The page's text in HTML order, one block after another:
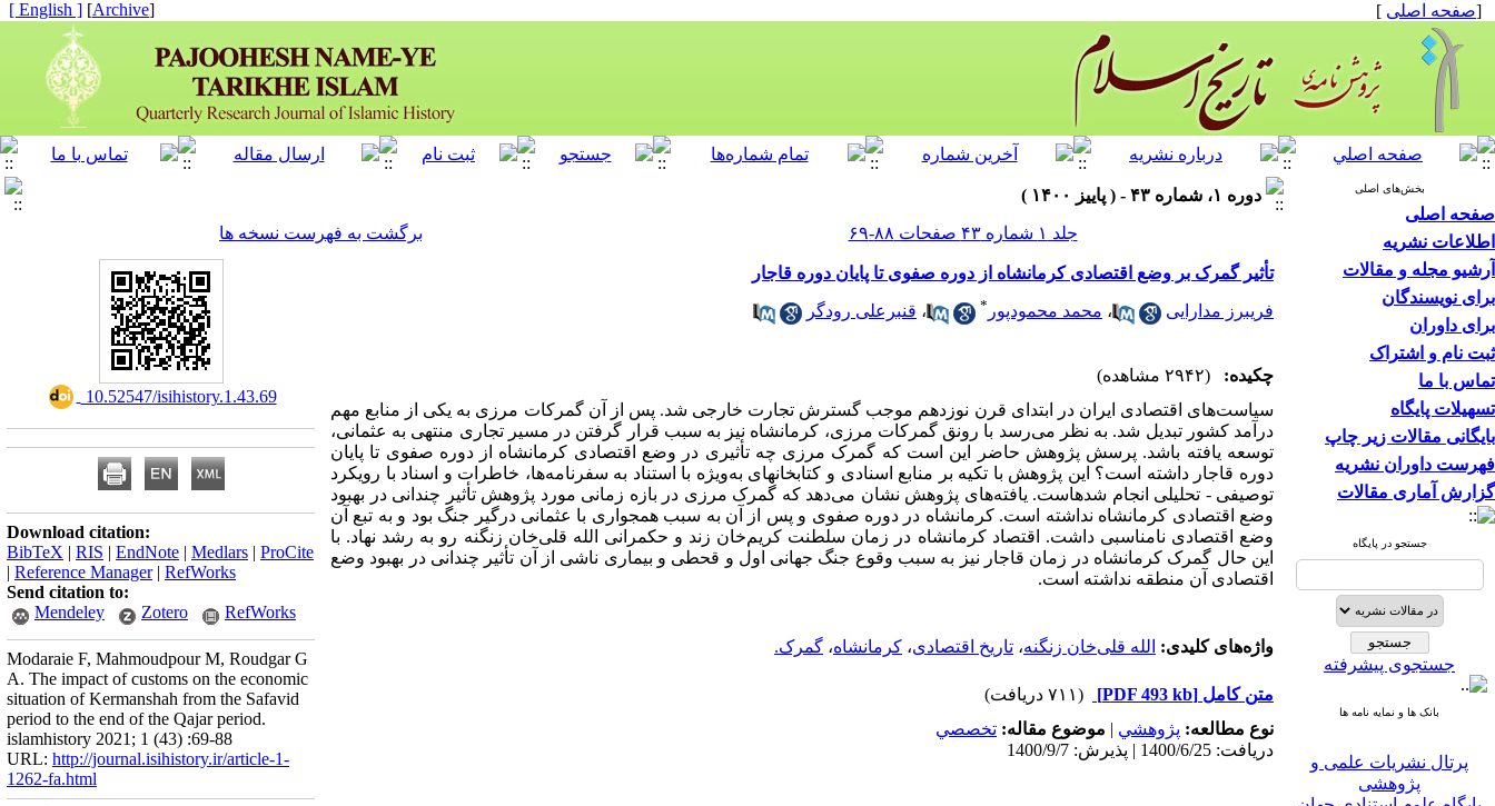
[صفحه اصلی ]
[
Archive
]
[ English ]
بخش‌های اصلی
صفحه اصلی
اطلاعات نشریه
آرشیو مجله و مقالات
برای نویسندگان
برای داوران
ثبت نام و اشتراک
تماس با ما
تسهیلات پایگاه
بایگانی مقالات زیر چاپ
فهرست داوران نشریه
گزارش آماری مقالات
جستجو در پایگاه
جستجوی پیشرفته
بانک ها و نمایه نامه ها
پژوهشی
پایگاه علوم استنادی جهان
دوره ۱، شماره ۴۳ - ( پاییز ۱۴۰۰ )
جلد ۱ شماره ۴۳ صفحات ۸۸-۶۹
برگشت به فهرست نسخه ها
تأثیر گمرک بر وضع اقتصادی کرمانشاه از دوره صفوی تا پایان دوره قاجار
فریبرز مدارایی ، محمد محمودپور * ، قنبرعلی رودگر
چکیده:
(۲۹۴۲ مشاهده)
سیاست‌های اقتصادی ایران در ابتدای قرن نوزدهم موجب گسترش تجارت خارجی شد. پس از آن گمرکات مرزی به یکی از منابع مهم
درآمد کشور تبدیل شد. به نظر می‌رسد با رونق گمرکات مرزی، کرمانشاه نیز به سبب قرار گرفتن در مسیر تجاری منتهی به عثمانی،
توسعه یافته باشد. پرسش پژوهش حاضر این است که گمرک مرزی چه تأثیری در وضع اقتصادی کرمانشاه از دوره صفوی تا پایان
دوره قاجار داشته است؟ این پژوهش با تکیه بر منابع اسنادی و کتابخانه­ای به‌ویژه با استناد به سفرنامه‌ها، خاطرات و اسناد با رویکرد
توصیفی - تحلیلی انجام شده­است. یافته‌های پژوهش نشان می‌دهد که گمرک مرزی در بازه زمانی مورد پژوهش تأثیر چندانی در بهبود
وضع اقتصادی کرمانشاه نداشته است. کرمانشاه در دوره صفوی و پس از آن به سبب همجواری با عثمانی درگیر جنگ بود و به تبع آن
وضع اقتصادی نامناسبی داشت. اقتصاد کرمانشاه در زمان سلطنت کریم‌خان زند و حکمرانی الله قلی‌خان زنگنه رو به رشد نهاد. با
این حال گمرک کرمانشاه در زمان قاجار نیز به سبب وقوع جنگ جهانی اول و قحطی و بیماری ناشی از آن تأثیر چندانی در بهبود وضع
اقتصادی آن منطقه نداشته است.
واژه‌های کلیدی: الله قلی‌خان زنگنه، تاریخ اقتصادی، کرمانشاه، گمرک.
متن کامل [PDF 493 kb]
(۷۱۱ دریافت)
نوع مطالعه: پژوهشي | موضوع مقاله: تخصصي
دریافت: 1400/6/25 | پذیرش: 1400/9/7
‎ 10.52547/isihistory.1.43.69
Download citation:
BibTeX | RIS | EndNote | Medlars | ProCite
| Reference Manager| RefWorks
Send citation to:
Mendeley
Zotero RefWorks
Modaraie F, Mahmoudpour M, Roudgar G
A. The impact of customs on the economic
situation of Kermanshah from the Safavid
period to the end of the Qajar period.
islamhistory 2021; 1 (43) :69-88
URL: http://journal.isihistory.ir/article-1-
1262-fa.html